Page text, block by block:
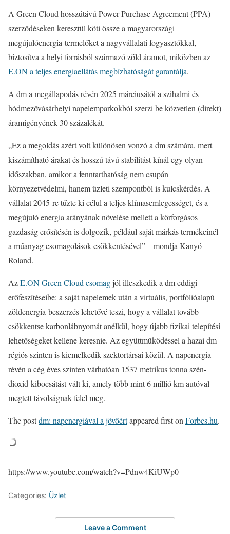
A Green Cloud hosszútávú Power Purchase Agreement (PPA)
szerződéseken keresztül köti össze a magyarországi
megújulóenergia-termelőket a nagyvállalati fogyasztókkal,
biztosítva a helyi forrásból származó zöld áramot, miközben az
E.ON a teljes energiaellátás megbízhatóságát garantálja.
A dm a megállapodás révén 2025 márciusától a szihalmi és
hódmezővásárhelyi napelemparkokból szerzi be közvetlen (direkt)
áramigényének 30 százalékát.
„Ez a megoldás azért volt különösen vonzó a dm számára, mert
kiszámítható árakat és hosszú távú stabilitást kínál egy olyan
időszakban, amikor a fenntarthatóság nem csupán
környezetvédelmi, hanem üzleti szempontból is kulcskérdés. A
vállalat 2045-re tűzte ki célul a teljes klímasemlegességet, és a
megújuló energia arányának növelése mellett a körforgásos
gazdaság erősítésén is dolgozik, például saját márkás termékeinél
a műanyag csomagolások csökkentésével” – mondja Kanyó
Roland.
AzE.ON Green Cloud csomagjól illeszkedik a dm eddigi
erőfeszítéseibe: a saját napelemek után a virtuális, portfólióalapú
zöldenergia-beszerzés lehetővé teszi, hogy a vállalat tovább
csökkentse karbonlábnyomát anélkül, hogy újabb fizikai telepítési
lehetőségeket kellene keresnie. Az együttműködéssel a hazai dm
régiós szinten is kiemelkedik szektortársai közül. A napenergia
révén a cég éves szinten várhatóan 1537 metrikus tonna szén-
dioxid-kibocsátást vált ki, amely több mint 6 millió km autóval
megtett távolságnak felel meg.
The postdm: napenergiával a jövőértappeared first onForbes.hu.
https://www.youtube.com/watch?v=Pdnw4KiUWp0
Categories: Üzlet
Leave a Comment